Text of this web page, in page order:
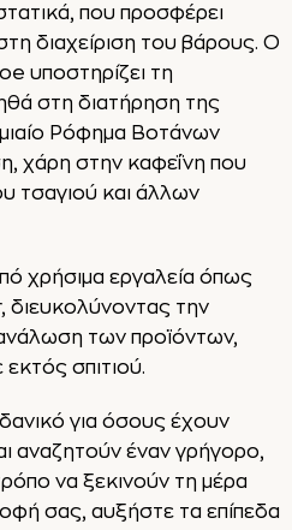
που προσφέρει
διαχείριση του βάρους. Ο
υποστηρίζει τη
στη διατήρηση της
Ρόφημα Βοτάνων
χάρη στην καφεΐνη που
τσαγιού και άλλων
χρήσιμα εργαλεία όπως
διευκολύνοντας την
των προϊόντων,
σπιτιού.
για όσους έχουν
αναζητούν έναν γρήγορο,
να ξεκινούν τη μέρα
σας, αυξήστε τα επίπεδα